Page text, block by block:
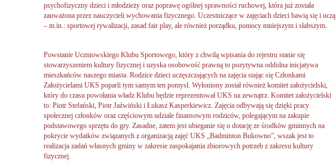
psychofizyczny dzieci i młodzieży oraz poprawę ogólnej sprawności ruchowej, która już została
zauważona przez nauczycieli wychowania fizycznego. Uczestniczące w zajęciach dzieci bawią się i uczą
– m.in.: sportowej rywalizacji, zasad fair play, ale również porządku, pomocy mniejszym i słabszym.
Powstanie Uczniowskiego Klubu Sportowego, który z chwilą wpisania do rejestru stanie się
stowarzyszeniem kultury fizycznej i uzyska osobowość prawną to pozytywna oddolna inicjatywa
mieszkańców naszego miasta. Rodzice dzieci uczęszczających na zajęcia stając się Członkami
Założycielami UKS poparli tym samym ten pomysł. Wyłoniony został również komitet założycielski,
który do czasu powołania władz Klubu będzie reprezentował UKS na zewnątrz. Komitet założycielski
to: Piotr Stefański, Piotr Jaźwiński i Łukasz Kasperkiewicz. Zajęcia odbywają się dzięki pracy
społecznej członków oraz częściowym udziale finansowym rodziców, polegającym na zakupie
podstawowego sprzętu do gry. Zasadne, zatem jest ubieganie się o dotację ze środków gminnych na
pokrycie wydatków związanych z organizacją zajęć UKS „Badminton Bukowno”, wszak jest to
realizacja zadań własnych gminy w zakresie zaspokajania zbiorowych potrzeb z zakresu kultury
fizycznej.